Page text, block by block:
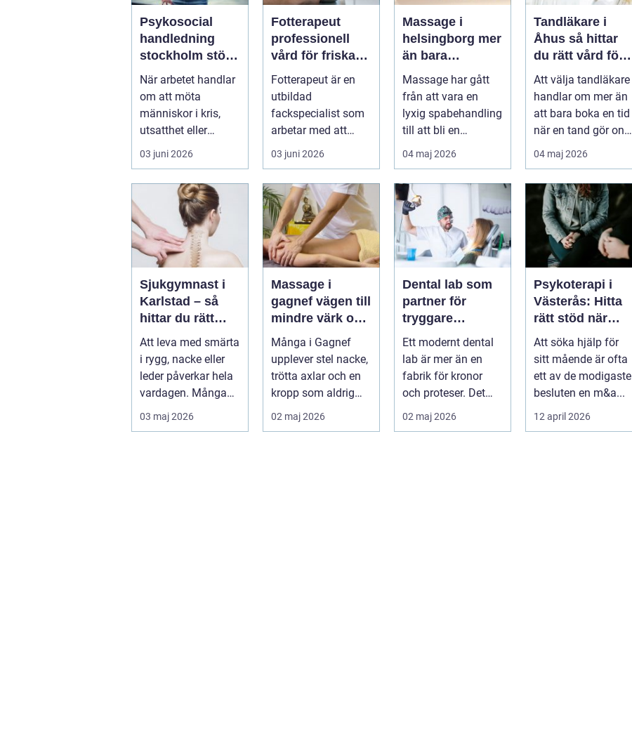
Psykosocial
handledning
stockholm stöd
för hållbart
arbete med
människor
När arbetet handlar
om att möta
människor i kris,
utsatthet eller
beroende prövas
både yrkesrollen o...
03 juni 2026
Fotterapeut
professionell
vård för friska
och starkare
fötter
Fotterapeut är en
utbildad
fackspecialist som
arbetar med att
förebygga,
behandla och lindra
problem...
03 juni 2026
Massage i
helsingborg mer
än bara
avkoppling
Massage har gått
från att vara en
lyxig spabehandling
till att bli en
självklar del av
mångas vardag...
04 maj 2026
Tandläkare i
Åhus så hittar
du rätt vård för
dina tänder
Att välja tandläkare
handlar om mer än
att bara boka en tid
när en tand gör ont.
En bra
tandvårdskli...
04 maj 2026
Sjukgymnast i
Karlstad – så
hittar du rätt
hjälp för smärta
och rehab
Att leva med smärta
i rygg, nacke eller
leder påverkar hela
vardagen. Många
03 maj 2026
Massage i
gagnef vägen till
mindre värk och
mer
vardagsenergi
Många i Gagnef
upplever stel nacke,
trötta axlar och en
kropp som aldrig
riktigt hinner
återhämta si...
02 maj 2026
Dental lab som
partner för
tryggare
tandvård
Ett modernt dental
lab är mer än en
fabrik för kronor
och proteser. Det
fungerar som en
förlängning ...
02 maj 2026
Psykoterapi i
Västerås: Hitta
rätt stöd när
livet skaver
Att söka hjälp för
sitt mående är ofta
ett av de modigaste
besluten en m&a...
12 april 2026